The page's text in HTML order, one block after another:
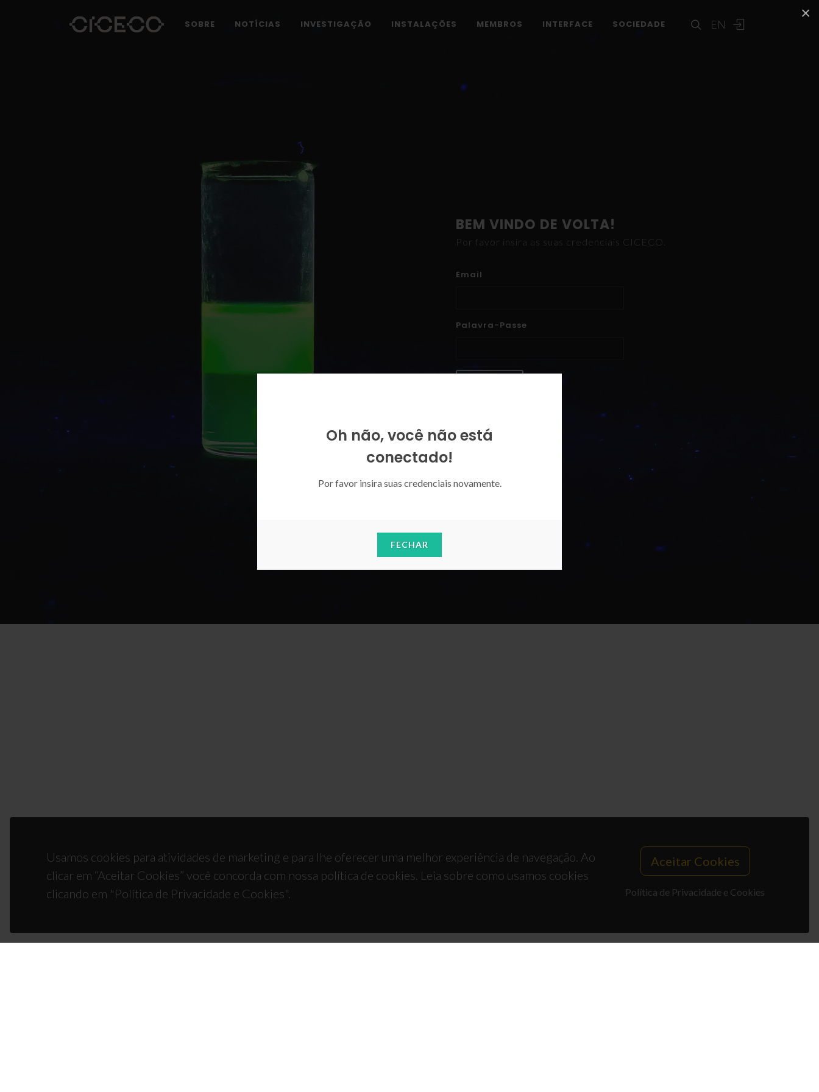
Oh não, você não está
conectado!
Por favor insira suas credenciais novamente.
FECHAR
×
EN
SOBRE NOTÍCIAS INVESTIGAÇÃO INSTALAÇÕES MEMBROS INTERFACE SOCIEDADE
BEM VINDO DE VOLTA!
Por favor insira as suas credenciais CICECO.
Email
Palavra-Passe
Usamos cookies para atividades de marketing e para lhe oferecer uma melhor experiência de navegação. Ao
clicar em “Aceitar Cookies” você concorda com nossa política de cookies. Leia sobre como usamos cookies
clicando em "Política de Privacidade e Cookies".
Aceitar Cookies
Política de Privacidade e Cookies